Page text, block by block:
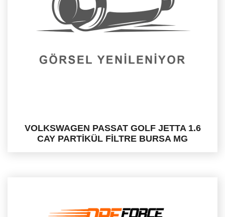
VOLKSWAGEN PASSAT GOLF JETTA 1.6
CAY PARTİKÜL FİLTRE BURSA MG